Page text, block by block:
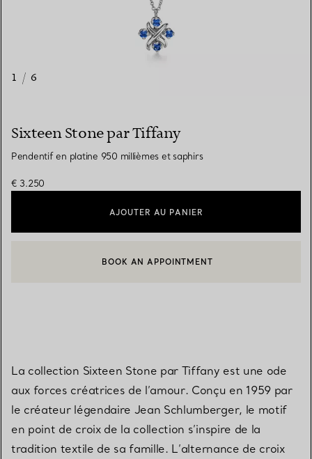
1 / 6
Sixteen Stone par Tiffany
Pendentif en platine 950 millièmes et saphirs
€ 3.250
AJOUTER AU PANIER
CONTACTER UN CONSEILLER CLIENT OU PRENDRE RENDEZ-
BOOK AN APPOINTMENT
La collection Sixteen Stone par Tiffany est une ode
aux forces créatrices de l’amour. Conçu en 1959 par
le créateur légendaire Jean Schlumberger, le motif
en point de croix de la collection s’inspire de la
tradition textile de sa famille. L’alternance de croix